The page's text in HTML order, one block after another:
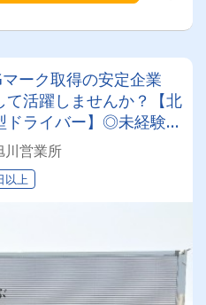
ーク取得の安定企業
活躍しませんか？【北
ドライバー】◎未経験歓
賞与年3回（昨年度実
台車メイン
川営業所
以上